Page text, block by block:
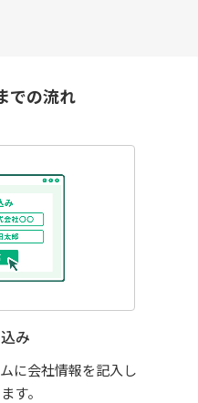
での流れ
み
に会社情報を記入し
す。